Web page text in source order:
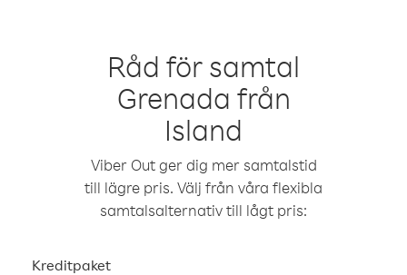
Råd för samtal
Grenada från
Island
Viber Out ger dig mer samtalstid
till lägre pris. Välj från våra flexibla
samtalsalternativ till lågt pris:
Kreditpaket